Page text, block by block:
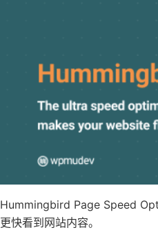
Hummingbird Page Speed
更快看到网站内容。